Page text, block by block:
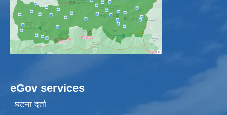
eGov services
घटना दर्ता